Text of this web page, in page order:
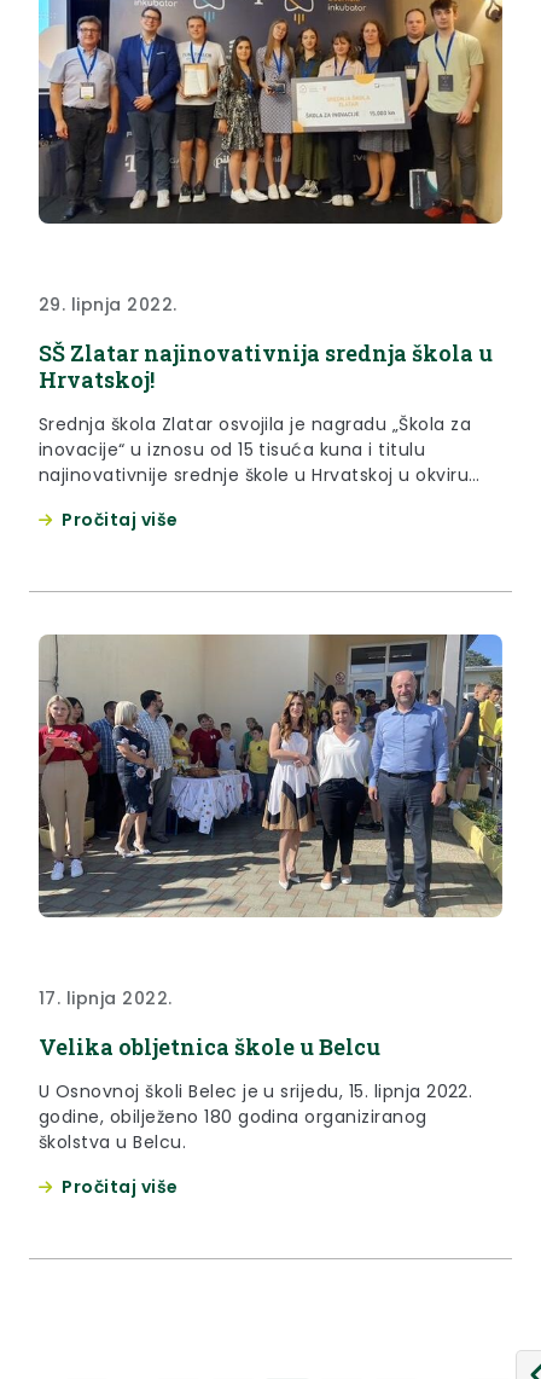
29. lipnja 2022.
SŠ Zlatar najinovativnija srednja škola u
Hrvatskoj!
Srednja škola Zlatar osvojila je nagradu „Škola za
inovacije“ u iznosu od 15 tisuća kuna i titulu
najinovativnije srednje škole u Hrvatskoj u okviru
Telekom“.
Pročitaj više
17. lipnja 2022.
Velika obljetnica škole u Belcu
U Osnovnoj školi Belec je u srijedu, 15. lipnja 2022.
godine, obilježeno 180 godina organiziranog
školstva u Belcu.
Pročitaj više